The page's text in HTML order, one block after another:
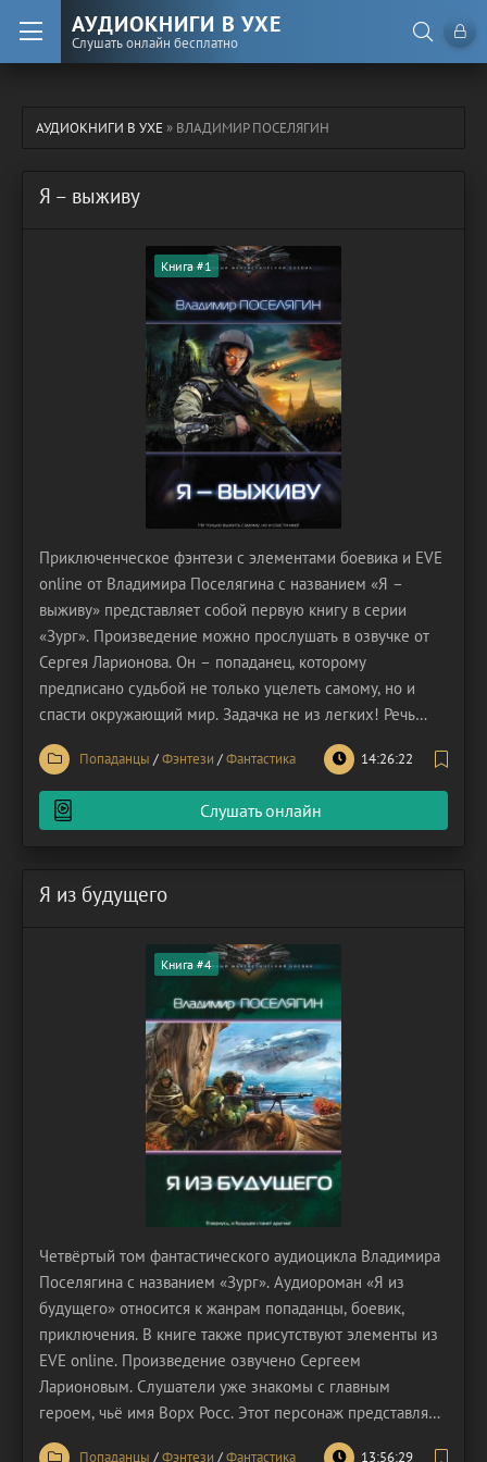
АУДИОКНИГИ В УХЕ
Слушать онлайн бесплатно
АУДИОКНИГИ В УХЕ» ВЛАДИМИР ПОСЕЛЯГИН
Я – выживу
Книга #1
Приключенческое фэнтези с элементами боевика и EVE
online от Владимира Поселягина с названием «Я –
выживу» представляет собой первую книгу в серии
«Зург». Произведение можно прослушать в озвучке от
Сергея Ларионова. Он – попаданец, которому
предписано судьбой не только уцелеть самому, но и
спасти окружающий мир. Задачка не из легких! Речь
идёт о человеке по имени Валентин. Он был одним из
пассажиров авиарейса, потерпевшего катастрофу. Герой
погиб в ходе крушения авиалайнера, но в скором
времени
Попаданцы /Фэнтези /Фантастика 14:26:22
Слушать онлайн
Я из будущего
Книга #4
Четвёртый том фантастического аудиоцикла Владимира
Поселягина с названием «Зург». Аудиороман «Я из
будущего» относится к жанрам попаданцы, боевик,
приключения. В книге также присутствуют элементы из
EVE online. Произведение озвучено Сергеем
Ларионовым. Слушатели уже знакомы с главным
героем, чьё имя Ворх Росс. Этот персонаж представляет
собой уникальный типаж человека, поскольку попаданцу
Попаданцы /Фэнтези /Фантастика 13:56:29